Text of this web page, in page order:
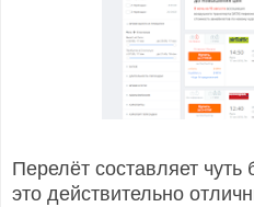
Перелёт составляет
это действительно